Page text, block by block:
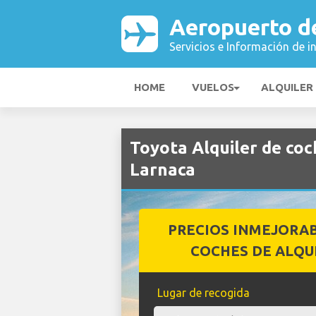
Aeropuerto
Servicios e Información de
HOME VUELOS ALQUILER
Toyota Alquiler de
Larnaca
PRECIOS
COCHES DE
Lugar de recogida